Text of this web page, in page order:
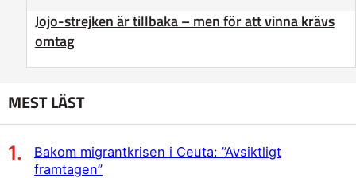
Jojo-strejken är tillbaka – men för att vinna krävs
omtag
MEST LÄST
Bakom migrantkrisen i Ceuta: ”Avsiktligt
framtagen”